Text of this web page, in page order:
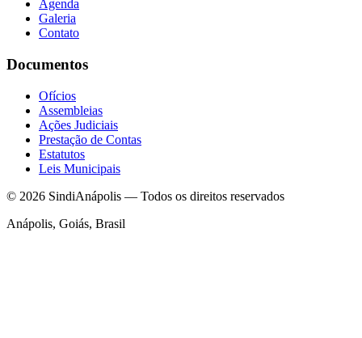
Agenda
Galeria
Contato
Documentos
Ofícios
Assembleias
Ações Judiciais
Prestação de Contas
Estatutos
Leis Municipais
© 2026 SindiAnápolis — Todos os direitos reservados
Anápolis, Goiás, Brasil